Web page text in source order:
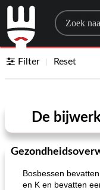
Search
Filter Reset
De
Bosbessen
en K en bevatten